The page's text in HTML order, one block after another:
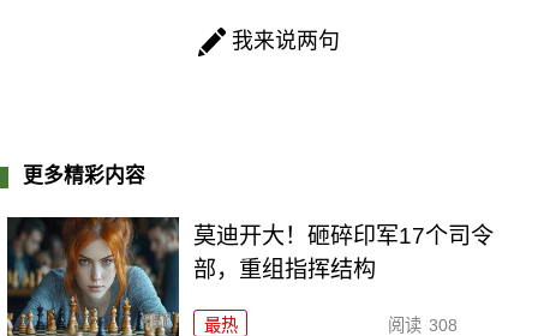
我来说两句
更多精彩内容
莫迪开大！砸碎印军17个司令
部，重组指挥结构
最热 阅读 308